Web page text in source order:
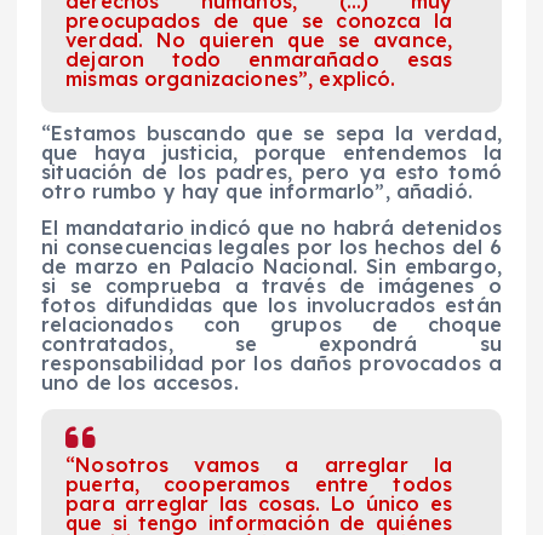
preocupados de que se conozca la
verdad. No quieren que se avance,
dejaron todo enmarañado esas
mismas organizaciones”, explicó.
“Estamos buscando que se sepa la verdad,
que haya justicia, porque entendemos la
situación de los padres, pero ya esto tomó
otro rumbo y hay que informarlo”, añadió.
El mandatario indicó que no habrá detenidos
ni consecuencias legales por los hechos del 6
de marzo en Palacio Nacional. Sin embargo,
si se comprueba a través de imágenes o
fotos difundidas que los involucrados están
relacionados con grupos de choque
contratados, se expondrá su
responsabilidad por los daños provocados a
uno de los accesos.
“Nosotros vamos a arreglar la
puerta, cooperamos entre todos
para arreglar las cosas. Lo único es
que si tengo información de quiénes